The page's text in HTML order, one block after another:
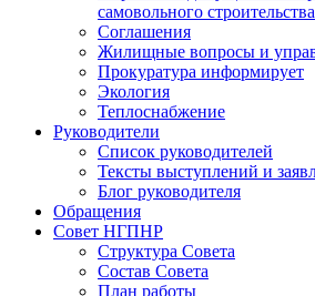
самовольного строительства
Соглашения
Жилищные вопросы и
Прокуратура информирует
Экология
Теплоснабжение
Руководители
Список руководителей
Тексты выступлений и
Блог руководителя
Обращения
Совет НГПНР
Структура Совета
Состав Совета
План работы